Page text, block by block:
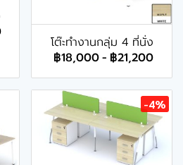
โต๊ะทำงานกลุ่ม 4 ที่นั่ง
฿18,000- ฿21,200
-4%